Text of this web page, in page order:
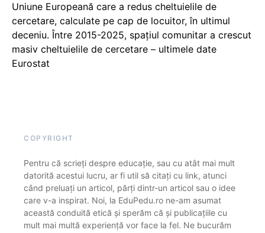
Uniune Europeană care a redus cheltuielile de
cercetare, calculate pe cap de locuitor, în ultimul
deceniu. Între 2015-2025, spațiul comunitar a crescut
masiv cheltuielile de cercetare – ultimele date
Eurostat
COPYRIGHT
Pentru că scrieți despre educație, sau cu atât mai mult
datorită acestui lucru, ar fi util să citați cu link, atunci
când preluați un articol, părți dintr-un articol sau o idee
care v-a inspirat. Noi, la EduPedu.ro ne-am asumat
această conduită etică și sperăm că și publicațiile cu
mult mai multă experiență vor face la fel. Ne bucurăm